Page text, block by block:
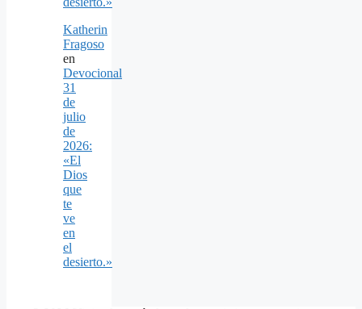
Katherin
Fragoso
en
Devocional
31
de
julio
de
2026:
«El
Dios
que
te
ve
en
el
desierto.»